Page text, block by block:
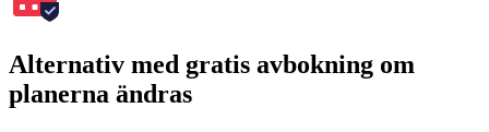
Alternativ med gratis avbokning om
planerna ändras